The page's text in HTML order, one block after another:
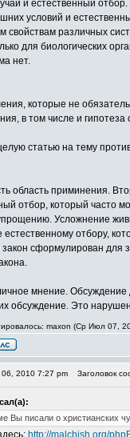
и естественный отбор.
условий и
свойствам различных
для биологических
нет.
которые не
в том числе и
статью на тему
область приминения.
отбор, который часто
Усложнение
естественному отбору,
закон сформулирован для
мнение. Обсуждение
обсуждение. Это
maxon (Ср Июл 07,
2010 7:27 pm Заголовок
Вы писали о христианских
http://malchish.org/